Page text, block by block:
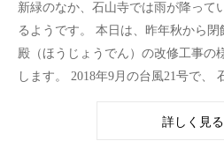
新緑のなか、石山寺では雨が降って
るようです。 本日は、昨年秋から
殿（ほうじょうでん）の改修工事の
します。 2018年9月の台風21号で、
詳しく見る